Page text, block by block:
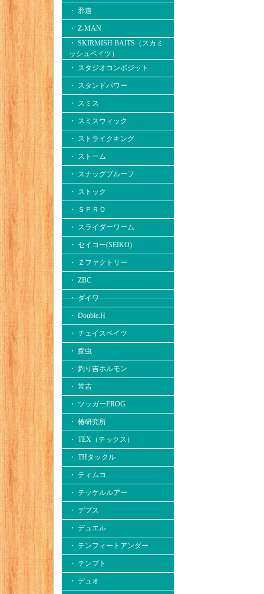
・ 邪道
・ Z-MAN
・ SKIRMISH BAITS（スカミ
ッシュベイツ）
・ スタジオコンポジット
・ スタンドパワー
・ スミス
・ スミスウィック
・ ストライクキング
・ ストーム
・ スナッグプルーフ
・ ストック
・ ＳＰＲＯ
・ スライダーワーム
・ セイコー(SEIKO)
・ Ｚファクトリー
・ ZBC
・ ダイワ
・ Double.H
・ チェイスベイツ
・ 痴虫
・ 釣り吉ホルモン
・ 常吉
・ ツッガーFROG
・ 椿研究所
・ TEX（テックス）
・ THタックル
・ ティムコ
・ テッケルルアー
・ デプス
・ デュエル
・ テンフィートアンダー
・ テンプト
・ デュオ